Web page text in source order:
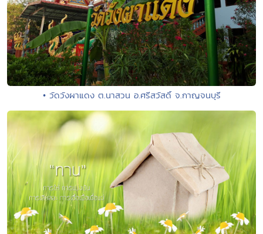
• วัดวังผาแดง ต.นาสวน อ.ศรีสวัสดิ์ จ.กาญจนบุรี